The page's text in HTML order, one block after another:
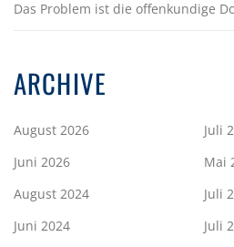
Das Problem ist die offenkundige
ARCHIVE
August 2026
Juli
Juni 2026
Mai
August 2024
Juli
Juni 2024
Juli